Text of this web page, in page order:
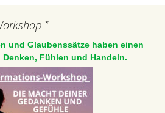
*
und Glaubenssätze haben einen
Fühlen und Handeln.